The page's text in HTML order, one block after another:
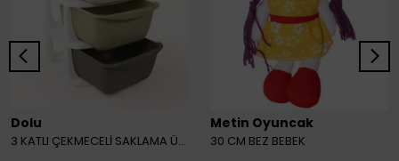
Dolu
3 KATLI ÇEKMECELİ SAKLAMA ÜNİTESİ
Metin Oyuncak
30 CM BEZ BEBEK